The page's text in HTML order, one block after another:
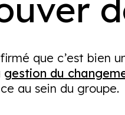
que c’est bien
gestion du
au sein du groupe.